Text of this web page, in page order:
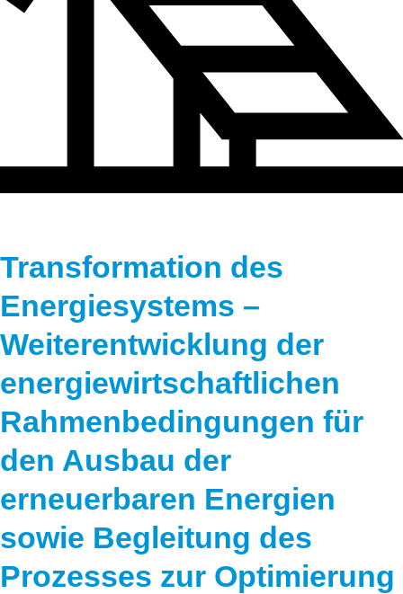
Transformation des
Energiesystems –
Weiterentwicklung der
energiewirtschaftlichen
Rahmenbedingungen für
den Ausbau der
erneuerbaren Energien
sowie Begleitung des
Prozesses zur Optimierung